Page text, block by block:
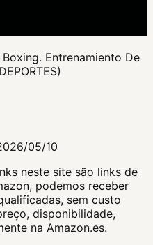
Boxing. Entrenamiento De
05/10
neste site são links de
podemos receber
sem custo
disponibilidade,
na Amazon.es.